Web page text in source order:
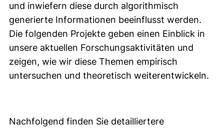
und inwiefern diese durch algorithmisch
generierte Informationen beeinflusst werden.
Die folgenden Projekte geben einen Einblick in
unsere aktuellen Forschungsaktivitäten und
zeigen, wie wir diese Themen empirisch
untersuchen und theoretisch weiterentwickeln.
Nachfolgend finden Sie detailliertere